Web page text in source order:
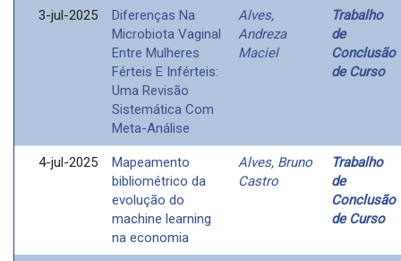
3-jul-2025
Diferenças Na
Microbiota Vaginal
Entre Mulheres
Férteis E Inférteis:
Uma Revisão
Sistemática Com
Meta-Análise
Alves,
Andreza
Maciel
Trabalho
de
Conclusão
de Curso
4-jul-2025
Mapeamento
bibliométrico da
evolução do
machine learning
na economia
Alves, Bruno
Castro
Trabalho
de
Conclusão
de Curso